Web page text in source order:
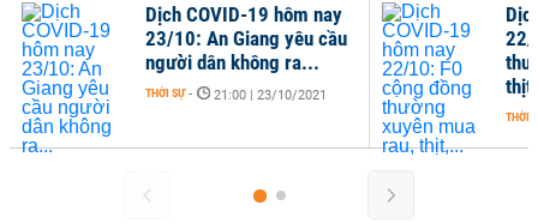
Dịch COVID-19 hôm nay
23/10: An Giang yêu cầu
người dân không ra...
THỜI SỰ - 21:00 | 23/10/2021
22/
THỜI